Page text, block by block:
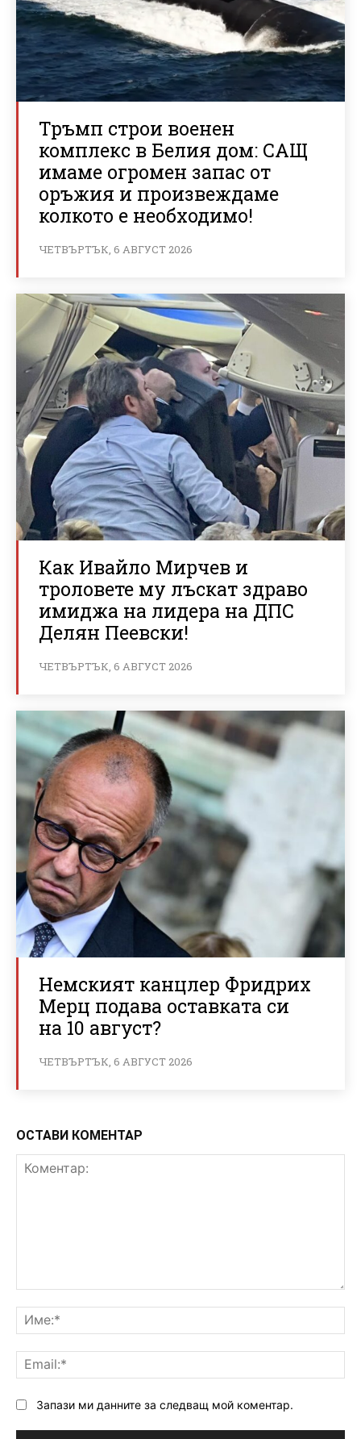
Тръмп строи военен
комплекс в Белия дом: САЩ
имаме огромен запас от
оръжия и произвеждаме
колкото е необходимо!
ЧЕТВЪРТЪК, 6 АВГУСТ 2026
Как Ивайло Мирчев и
троловете му лъскат здраво
имиджа на лидера на ДПС
Делян Пеевски!
ЧЕТВЪРТЪК, 6 АВГУСТ 2026
Немският канцлер Фридрих
Мерц подава оставката си
на 10 август?
ЧЕТВЪРТЪК, 6 АВГУСТ 2026
ОСТАВИ КОМЕНТАР
Запази ми данните за следващ мой коментар.